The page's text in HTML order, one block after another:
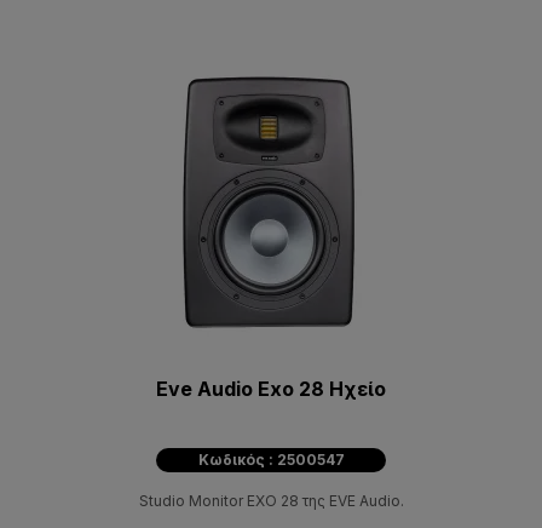
Eve Audio Exo 28 Ηχείο
Κωδικός : 2500547
Studio Monitor EXO 28 της EVE Audio.